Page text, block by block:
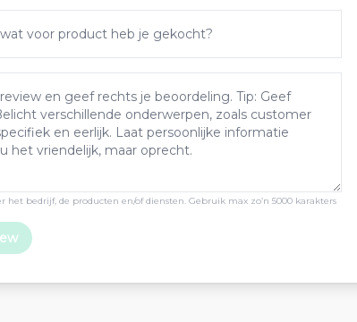
het bedrijf, de producten en/of diensten. Gebruik max zo’n 5000 karakters